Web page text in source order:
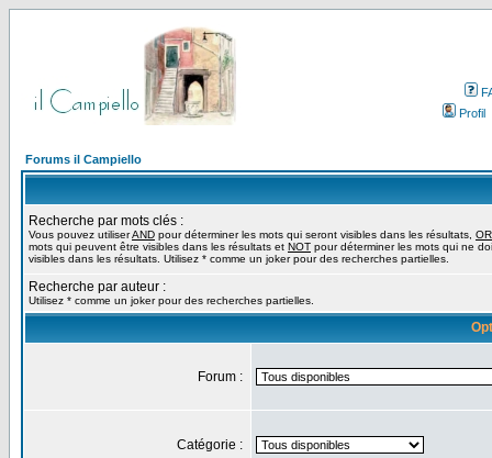
Profil
Forums il Campiello
Recherche par mots clés :
Vous pouvez utiliserAND pour déterminer les mots qui seront visibles dans les résultats, OR
mots qui peuvent être visibles dans les résultats et NOT pour déterminer les mots qui ne
visibles dans les résultats. Utilisez * comme un joker pour des recherches partielles.
Recherche par auteur :
Utilisez * comme un joker pour des recherches partielles.
Forum :
Catégorie :